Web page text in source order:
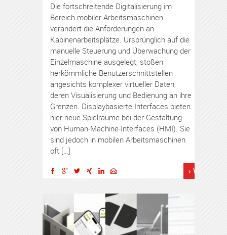
Die fortschreitende Digitalisierung im
Bereich mobiler Arbeitsmaschinen
verändert die Anforderungen an
Kabinenarbeitsplätze. Ursprünglich auf die
manuelle Steuerung und Überwachung der
Einzelmaschine ausgelegt, stoßen
herkömmliche Benutzerschnittstellen
angesichts komplexer virtueller Daten,
deren Visualisierung und Bedienung an ihre
Grenzen. Displaybasierte Interfaces bieten
hier neue Spielräume bei der Gestaltung
von Human-Machine-Interfaces (HMI). Sie
sind jedoch in mobilen Arbeitsmaschinen
oft […]
›